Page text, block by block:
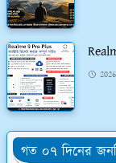
গত ০৭ দিনের